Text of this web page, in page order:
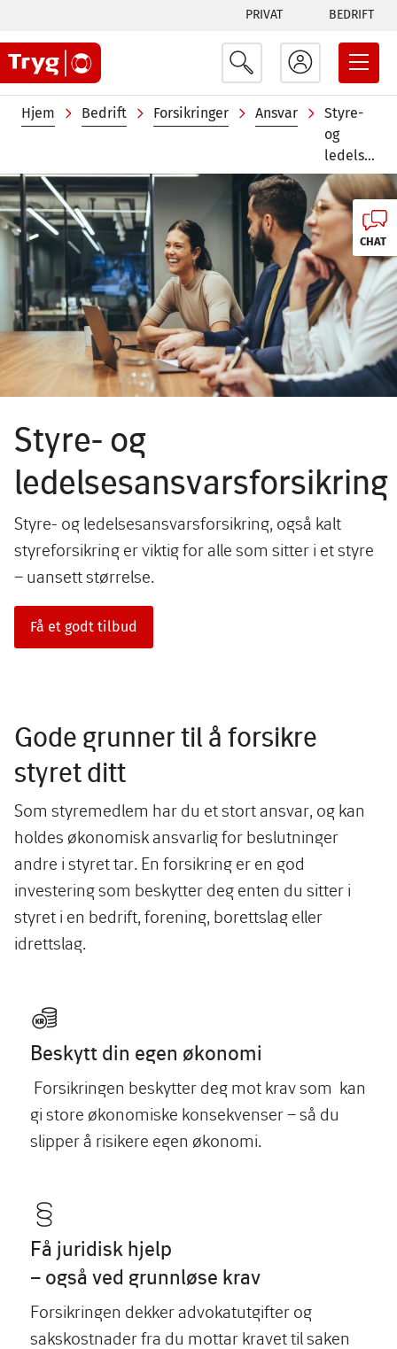
hovedinnhold
Tabs
menu
PRIVAT BEDRIFT
Navigasjonssti
Hjem Bedrift Forsikringer Ansvar
Styre-
og
ledelsesansvarsforsikring
Image
Styre- og
ledelsesansvarsforsikring
Styre- og ledelsesansvarsforsikring, også kalt
styreforsikring er viktig for alle som sitter i et styre
– uansett størrelse.
Få et godt tilbud
Gode grunner til å forsikre
styret ditt
Som styremedlem har du et stort ansvar, og kan
holdes økonomisk ansvarlig for beslutninger
andre i styret tar. En forsikring er en god
investering som beskytter deg enten du sitter i
styret i en bedrift, forening, borettslag eller
idrettslag.
Beskytt din egen økonomi
Forsikringen beskytter deg mot krav som kan
gi store økonomiske konsekvenser – så du
slipper å risikere egen økonomi.
Få juridisk hjelp
– også ved grunnløse krav
Forsikringen dekker advokatutgifter og
sakskostnader fra du mottar kravet til saken
CHAT